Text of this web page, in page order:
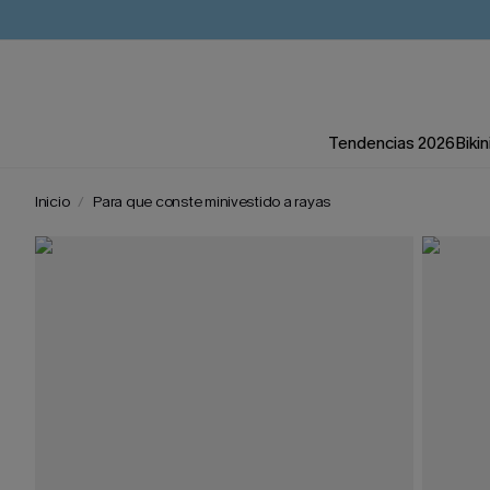
Tendencias 2026
Inicio Para que conste minivestido a rayas